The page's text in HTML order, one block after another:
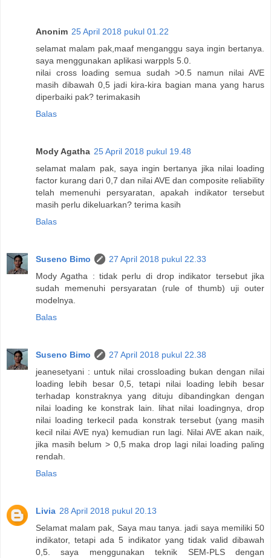
Anonim 25 April 2018 pukul 01.22
selamat malam pak,maaf menganggu saya ingin bertanya.
saya menggunakan aplikasi warppls 5.0.
nilai cross loading semua sudah >0.5 namun nilai AVE
masih dibawah 0,5 jadi kira-kira bagian mana yang harus
diperbaiki pak? terimakasih
Balas
Mody Agatha 25 April 2018 pukul 19.48
selamat malam pak, saya ingin bertanya jika nilai loading
factor kurang dari 0,7 dan nilai AVE dan composite reliability
telah memenuhi persyaratan, apakah indikator tersebut
masih perlu dikeluarkan? terima kasih
Balas
Suseno Bimo
27 April 2018 pukul 22.33
Mody Agatha : tidak perlu di drop indikator tersebut jika
sudah memenuhi persyaratan (rule of thumb) uji outer
modelnya.
Balas
Suseno Bimo
27 April 2018 pukul 22.38
jeanesetyani : untuk nilai crossloading bukan dengan nilai
loading lebih besar 0,5, tetapi nilai loading lebih besar
terhadap konstraknya yang dituju dibandingkan dengan
nilai loading ke konstrak lain. lihat nilai loadingnya, drop
nilai loading terkecil pada konstrak tersebut (yang masih
kecil nilai AVE nya) kemudian run lagi. Nilai AVE akan naik,
jika masih belum > 0,5 maka drop lagi nilai loading paling
rendah.
Balas
Livia 28 April 2018 pukul 20.13
Selamat malam pak, Saya mau tanya. jadi saya memiliki 50
indikator, tetapi ada 5 indikator yang tidak valid dibawah
0,5. saya menggunakan teknik SEM-PLS dengan